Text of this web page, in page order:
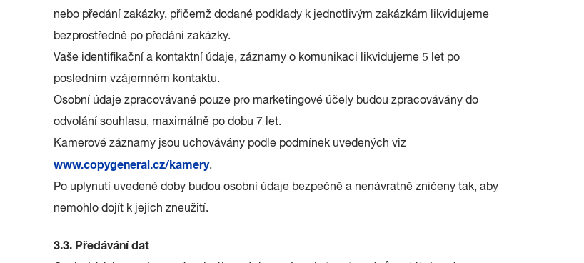
nebo předání zakázky, přičemž dodané podklady k jednotlivým zakázkám likvidujeme
bezprostředně po předání zakázky.
Vaše identifikační a kontaktní údaje, záznamy o komunikaci likvidujeme 5 let po
posledním vzájemném kontaktu.
Osobní údaje zpracovávané pouze pro marketingové účely budou zpracovávány do
odvolání souhlasu, maximálně po dobu 7 let.
Kamerové záznamy jsou uchovávány podle podmínek uvedených viz
www.copygeneral.cz/kamery.
Po uplynutí uvedené doby budou osobní údaje bezpečně a nenávratně zničeny tak, aby
nemohlo dojít k jejich zneužití.
3.3. Předávání dat